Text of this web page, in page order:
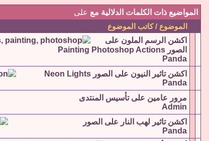
المواضيع ذات الكلمات الدلالية مع على
الموضوع / كاتب الموضوع
اكشن الرسم الملون على
الصور Painting Photoshop Actions
Panda
اكشن تاثير النيون على الصور Neon Lights
Panda
مرور عامين على تأسيس المنتدى
Admin
اكشن تاثير لهب النار على الصور
Panda